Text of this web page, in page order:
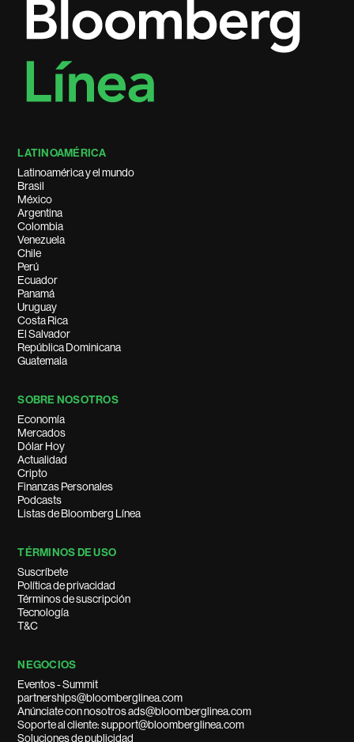
LATINOAMÉRICA
Latinoamérica y el mundo
Brasil
México
Argentina
Colombia
Venezuela
Chile
Perú
Ecuador
Panamá
Uruguay
Costa Rica
El Salvador
República Dominicana
Guatemala
SOBRE NOSOTROS
Economía
Mercados
Dólar Hoy
Actualidad
Cripto
Finanzas Personales
Podcasts
Listas de Bloomberg Línea
TÉRMINOS DE USO
Suscríbete
Política de privacidad
Términos de suscripción
Tecnología
T&C
NEGOCIOS
Eventos - Summit
partnerships@bloomberglinea.com
Anúnciate con nosotros ads@bloomberglinea.com
Soporte al cliente: support@bloomberglinea.com
Soluciones de publicidad